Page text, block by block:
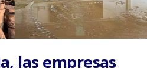
las empresas